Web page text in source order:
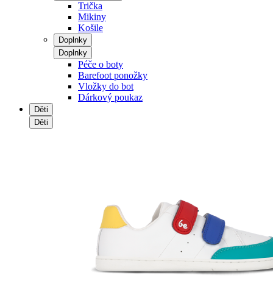
Trička
Mikiny
Košile
Doplnky
Doplnky
Péče o boty
Barefoot ponožky
Vložky do bot
Dárkový poukaz
Děti
Děti